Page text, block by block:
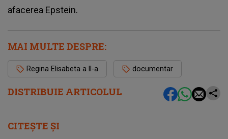
DISTRIBUIE ARTICOLUL
afacerea Epstein.
MAI MULTE DESPRE:
Regina Elisabeta a II-a documentar
CITEȘTE ȘI